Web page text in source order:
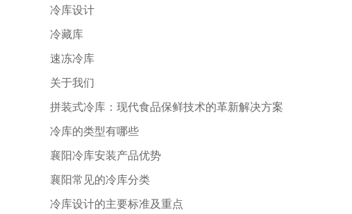
冷库设计
冷藏库
速冻冷库
关于我们
拼装式冷库：现代食品保鲜技术的革新解决方案
冷库的类型有哪些
襄阳冷库安装产品优势
襄阳常见的冷库分类
冷库设计的主要标准及重点